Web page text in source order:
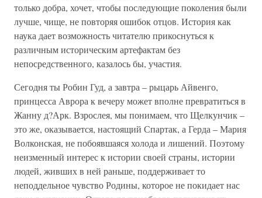
только добра, хочет, чтобы последующие поколения были
лучше, чище, не повторяя ошибок отцов. История как
наука дает возможность читателю прикоснуться к
различным историческим артефактам без
непосредственного, казалось бы, участия.
Сегодня ты Робин Гуд, а завтра – рыцарь Айвенго,
принцесса Аврора к вечеру может вполне превратиться в
Жанну д?Арк. Взрослея, мы понимаем, что Щелкунчик –
это же, оказывается, настоящий Спартак, а Герда – Мария
Волконская, не побоявшаяся холода и лишений. Поэтому
неизменный интерес к истории своей страны, истории
людей, живших в ней раньше, поддерживает то
неподдельное чувство Родины, которое не покидает нас